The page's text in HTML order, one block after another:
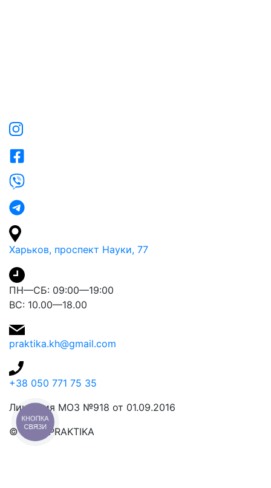
Харьков, проспект Науки, 77
ПН—СБ: 09:00—19:00
ВС: 10.00—18.00
praktika.kh@gmail.com
+38 050 771 75 35
Лицензия МОЗ №918 от 01.09.2016
© 2026 PRAKTIKA
КНОПКА
СВЯЗИ